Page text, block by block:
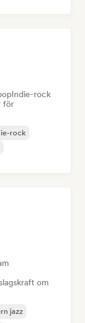
Indie-rock
för
rock
om
jazz